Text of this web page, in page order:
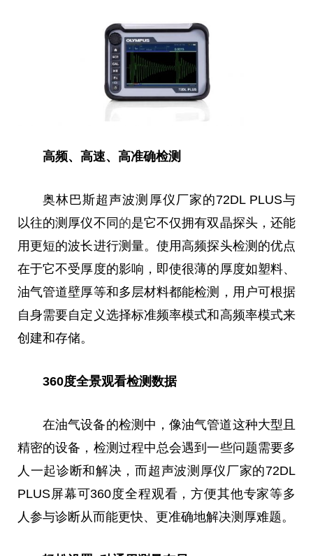
高频、 高速、 高准确检测
奥林巴斯超声波测厚仪厂家的72DL PLUS与
以往的测厚仪不同 的是它不仅拥有双晶探头，还能
用更短的波长进行测量。使用高频探头检测的优点
在于它不受厚度的影响，即使很薄的厚度如塑料、
油气管道壁厚等和多层材料都能检测，用户可根据
自身需要自定义选择标准频率模式和高频率模式来
创建和存储。
360度全景观看检测数据
在油气设备的检测中，像油气管道这种大型且
精密的设备，检测过程中总会遇到一些问题需要多
人一起诊断和解决，而超声波测厚仪厂家的72DL
PLUS屏幕可360度全程观看，方便其他专家等多
人参与诊断从而能更快、更准确地解决测厚难题。